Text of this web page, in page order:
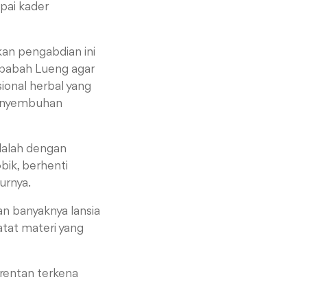
kader
pengabdian ini
Lueng agar
herbal yang
dengan
berhenti
banyaknya lansia
materi yang
terkena